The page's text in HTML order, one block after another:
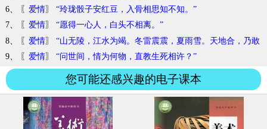
6、 〖 爱情〗 “玲珑骰子安红豆，入骨相思知不知。”
7、 〖 爱情〗 “愿得一心人，白头不相离。”
8、 〖 爱情〗 “山无陵，江水为竭。冬雷震震，夏雨雪。天地合，乃敢
与君绝。”
9、 〖 爱情〗 “问世间，情为何物，直教生死相许？”
您可能还感兴趣的电子课本